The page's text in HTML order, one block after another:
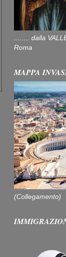
........ dalla
Roma
MAPPA
(Collegamento)